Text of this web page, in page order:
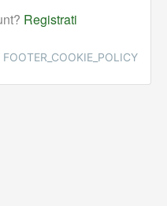
FOOTER_COOKIE_POLICY